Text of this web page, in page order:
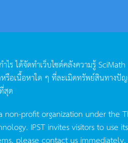
ไรได้จัดทำเว็บไซต์คลังความรู้SciMath
อเนื้อหาใด ๆ ที่ละเมิดทรัพย์สินทางปั
สุด
non-profit organization under the
IPST invites visitors to use
please contact us immediately.